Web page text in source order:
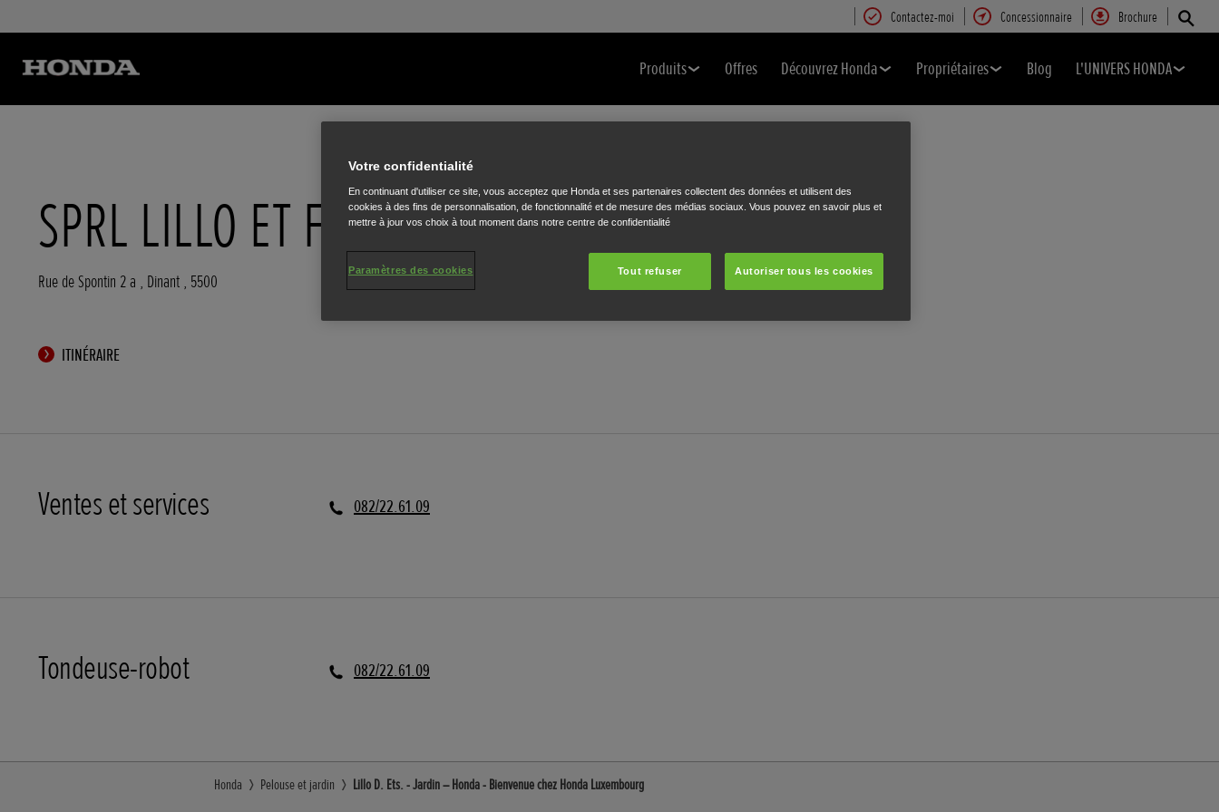
Contactez-moi Concessionnaire Brochure
Produits Offres Découvrez Honda Propriétaires Blog L'UNIVERS HONDA
SPRL LILLO ET FILS
Rue de Spontin 2 a , Dinant , 5500
ITINÉRAIRE
Ventes et services 082/22.61.09
Tondeuse-robot 082/22.61.09
Honda Pelouse et jardin Lillo D. Ets. - Jardin – Honda - Bienvenue chez Honda Luxembourg
Votre confidentialité
En continuant d'utiliser ce site, vous acceptez que Honda et ses partenaires collectent des données et utilisent des
cookies à des fins de personnalisation, de fonctionnalité et de mesure des médias sociaux. Vous pouvez en savoir plus et
mettre à jour vos choix à tout moment dans notre centre de confidentialité
Tout refuser Autoriser tous les cookies
Paramètres des cookies